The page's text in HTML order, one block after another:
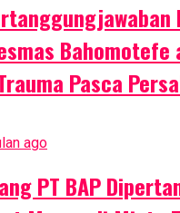
Pasca
ago
PT BAP